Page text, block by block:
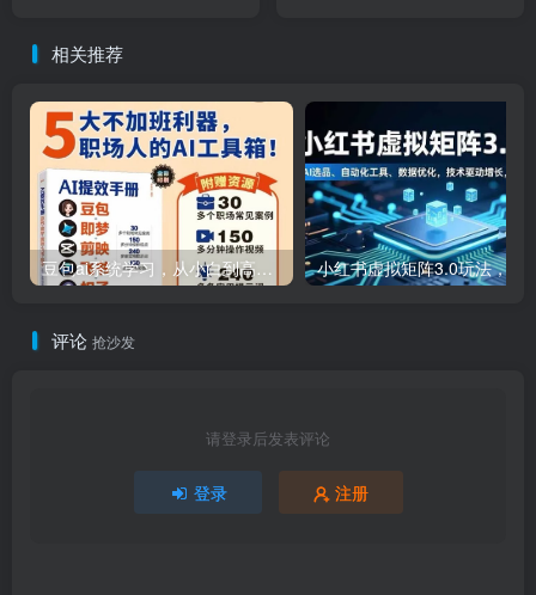
相关推荐
豆包ai系统学习，从小白到高手系列
评论 抢沙发
请登录后发表评论
登录 注册